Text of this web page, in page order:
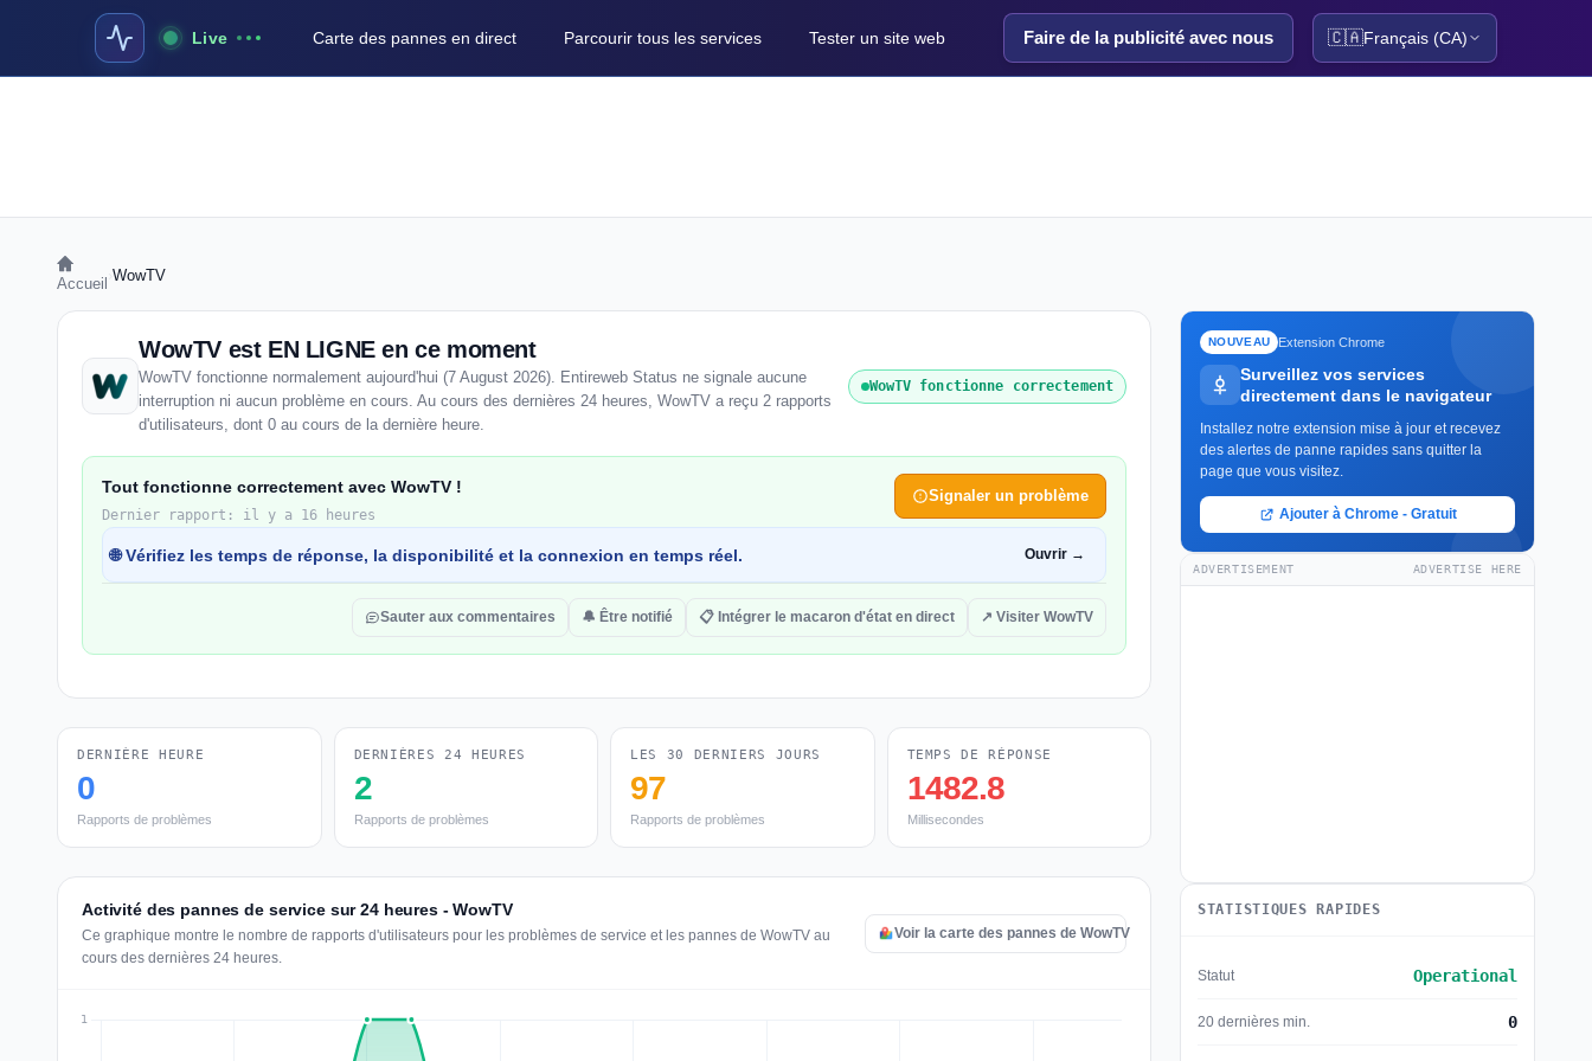
Live Carte des pannes en direct Parcourir tous les services Tester un site web Faire de la publicité avec nous 🇨🇦Français (CA)
Accueil WowTV
WowTV est EN LIGNE en ce moment
WowTV fonctionne normalement aujourd'hui (7 August 2026). Entireweb Status ne signale aucune
interruption ni aucun problème en cours. Au cours des dernières 24 heures, WowTV a reçu 2 rapports
d'utilisateurs, dont 0 au cours de la dernière heure.
WowTV fonctionne correctement
Tout fonctionne correctement avec WowTV !
Dernier rapport: il y a 16 heures
Signaler un problème
🌐 Vérifiez les temps de réponse, la disponibilité et la connexion en temps réel. Ouvrir →
Sauter aux commentaires 🔔 Être notifié 📋 Intégrer le macaron d'état en direct ↗ Visiter WowTV
DERNIÈRE HEURE
0
Rapports de problèmes
DERNIÈRES 24 HEURES
2
Rapports de problèmes
LES 30 DERNIERS JOURS
97
Rapports de problèmes
TEMPS DE RÉPONSE
1482.8
Millisecondes
Activité des pannes de service sur 24 heures - WowTV
Ce graphique montre le nombre de rapports d'utilisateurs pour les problèmes de service et les pannes de WowTV au
cours des dernières 24 heures.
Voir la carte des pannes de WowTV
NOUVEAU Extension Chrome
Surveillez vos services
directement dans le navigateur
Installez notre extension mise à jour et recevez
des alertes de panne rapides sans quitter la
page que vous visitez.
Ajouter à Chrome - Gratuit
ADVERTISEMENT ADVERTISE HERE
STATISTIQUES RAPIDES
Statut Operational
20 dernières min. 0